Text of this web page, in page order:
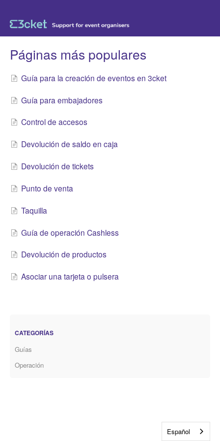
Páginas más populares
Guía para la creación de eventos en 3cket
Guía para embajadores
Control de accesos
Devolución de saldo en caja
Devolución de tickets
Punto de venta
Taquilla
Guía de operación Cashless
Devolución de productos
Asociar una tarjeta o pulsera
CATEGORÍAS
Guías
Operación
Español